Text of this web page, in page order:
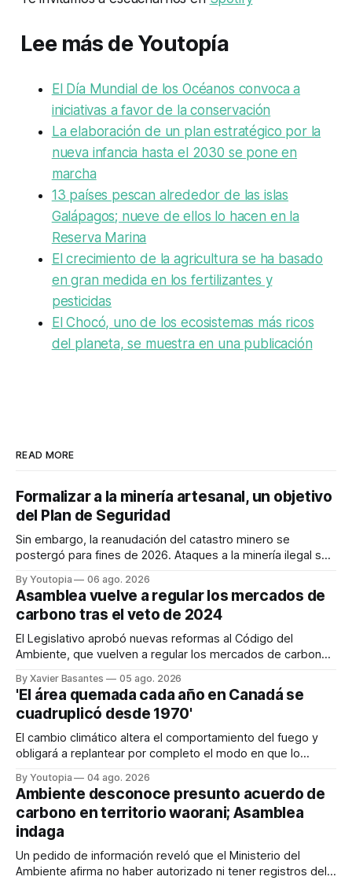
Lee más de Youtopía
El Día Mundial de los Océanos convoca a
iniciativas a favor de la conservación
La elaboración de un plan estratégico por la
nueva infancia hasta el 2030 se pone en
marcha
13 países pescan alrededor de las islas
Galápagos; nueve de ellos lo hacen en la
Reserva Marina
El crecimiento de la agricultura se ha basado
en gran medida en los fertilizantes y
pesticidas
El Chocó, uno de los ecosistemas más ricos
del planeta, se muestra en una publicación
READ MORE
Formalizar a la minería artesanal, un objetivo
del Plan de Seguridad
Sin embargo, la reanudación del catastro minero se
postergó para fines de 2026. Ataques a la minería ilegal se
By Youtopia 06 ago. 2026
Asamblea vuelve a regular los mercados de
carbono tras el veto de 2024
El Legislativo aprobó nuevas reformas al Código del
Ambiente, que vuelven a regular los mercados de carbono,
By Xavier Basantes 05 ago. 2026
'El área quemada cada año en Canadá se
cuadruplicó desde 1970'
El cambio climático altera el comportamiento del fuego y
obligará a replantear por completo el modo en que lo
By Youtopia 04 ago. 2026
Ambiente desconoce presunto acuerdo de
carbono en territorio waorani; Asamblea
indaga
Un pedido de información reveló que el Ministerio del
Ambiente afirma no haber autorizado ni tener registros del